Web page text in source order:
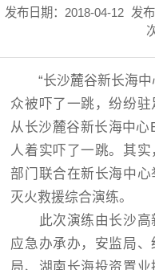
发布日期：2018-04-12 发
“长沙麓谷新长海中
众被吓了一跳，纷纷
从长沙麓谷新长海中
人着实吓了一跳。其
部门联合在新长海中
灭火救援综合演练。
此次演练由长沙高
应急办承办，安监局
局、湖南长海投资置